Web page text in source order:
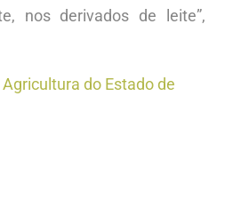
nos derivados de leite”,
do Estado de